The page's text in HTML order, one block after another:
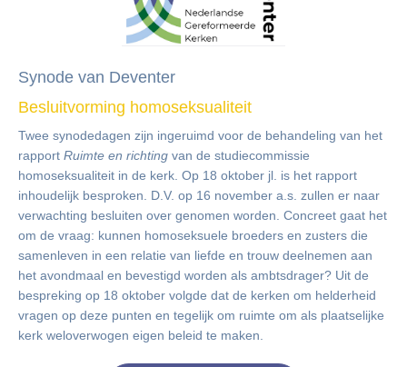
Synode van Deventer
Besluitvorming homoseksualiteit
Twee synodedagen zijn ingeruimd voor de behandeling van het
rapport Ruimte en richting van de studiecommissie
homoseksualiteit in de kerk. Op 18 oktober jl. is het rapport
inhoudelijk besproken. D.V. op 16 november a.s. zullen er naar
verwachting besluiten over genomen worden. Concreet gaat het
om de vraag: kunnen homoseksuele broeders en zusters die
samenleven in een relatie van liefde en trouw deelnemen aan
het avondmaal en bevestigd worden als ambtsdrager? Uit de
bespreking op 18 oktober volgde dat de kerken om helderheid
vragen op deze punten en tegelijk om ruimte om als plaatselijke
kerk weloverwogen eigen beleid te maken.